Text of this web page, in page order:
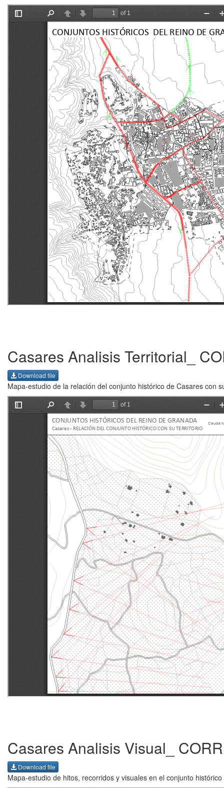
Casares Analisis Territorial_
Download file
Mapa-estudio de la relación del conjunto histórico de Casares con
Casares Analisis Visual_
Download file
Mapa-estudio de hitos, recorridos y visuales en el conjunto